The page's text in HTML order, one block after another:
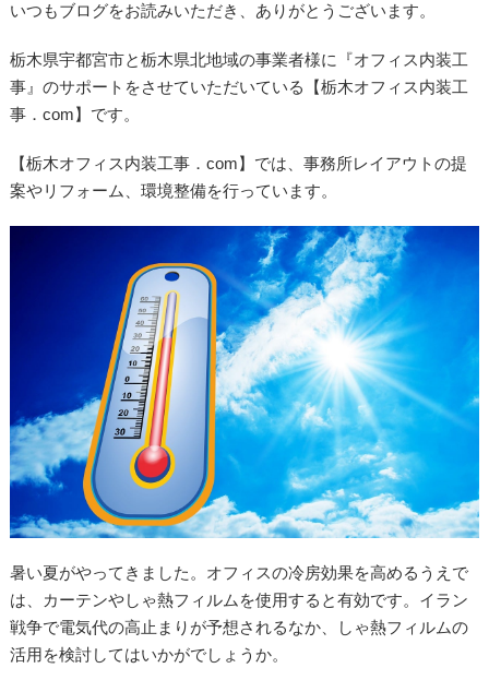
いつもブログをお読みいただき、ありがとうございます。
栃木県宇都宮市と栃木県北地域の事業者様に『オフィス内装工
事』のサポートをさせていただいている【栃木オフィス内装工
事．com】です。
【栃木オフィス内装工事．com】では、事務所レイアウトの提
案やリフォーム、環境整備を行っています。
暑い夏がやってきました。オフィスの冷房効果を高めるうえで
は、カーテンやしゃ熱フィルムを使用すると有効です。イラン
戦争で電気代の高止まりが予想されるなか、しゃ熱フィルムの
活用を検討してはいかがでしょうか。